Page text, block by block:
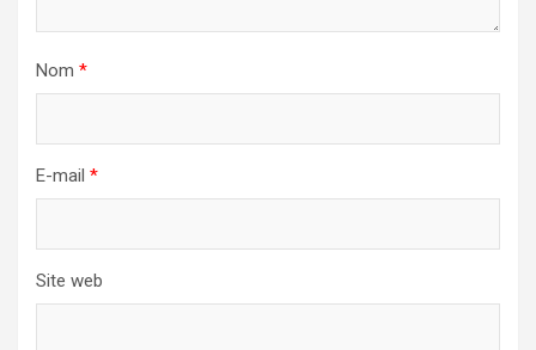
Nom *
E-mail *
Site web